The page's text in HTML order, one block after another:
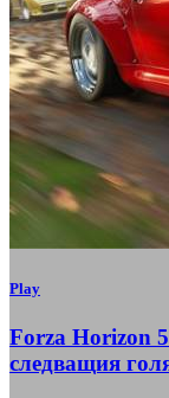
Play
Forza Horizon 5
следващия